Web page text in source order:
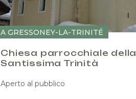
A GRESSONEY-LA-TRINITÉ
Chiesa parrocchiale della
Santissima Trinità
Aperto al pubblico